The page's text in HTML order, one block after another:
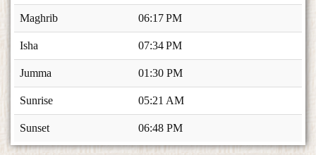
Maghrib 06:17 PM
Isha 07:34 PM
Jumma 01:30 PM
Sunrise 05:21 AM
Sunset 06:48 PM